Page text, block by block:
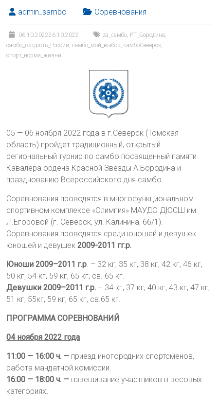
admin_sambo Соревнования
06.10.202226.10.2022 za_самбо, РТ_Бородина,
самбо_гордость_России,самбо_мой_выбор,самбоСеверск,
спорт_норма_жизни
05 — 06 ноября 2022 года в г.Северск (Томская
область) пройдет традиционный, открытый
региональный турнир по самбо посвященный памяти
Кавалера ордена Красной Звезды А.Бородина и
празднованию Всероссийского дня самбо.
Соревнования проводятся в многофункциональном
спортивном комплексе «Олимпия» МАУДО ДЮСШ им.
Л.Егоровой (г. Северск, ул. Калинина, 66/1).
Соревнования проводятся среди юношей и девушек
юношей и девушек2009-2011 гг.р.
Юноши 2009–2011 г.р. – 32 кг, 35 кг, 38 кг, 42 кг, 46 кг,
50 кг, 54 кг, 59 кг, 65 кг, св. 65 кг.
Девушки 2009–2011 г.р. – 34 кг, 37 кг, 40 кг, 43 кг, 47 кг,
51 кг, 55кг, 59 кг, 65 кг, св.65 кг.
ПРОГРАММА СОРЕВНОВАНИЙ
04 ноября 2022 года
11:00 — 16:00 ч. — приезд иногородних спортсменов,
работа мандатной комиссии.
16:00 — 18:00 ч. — взвешивание участников в весовых
категориях.